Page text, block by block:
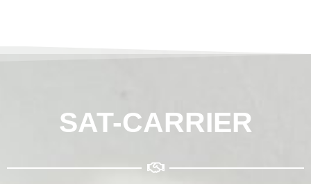
SAT-CARRIER